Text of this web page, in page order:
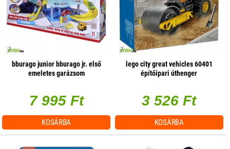
bburago junior bburago jr. első
emeletes garázsom
7 995 Ft
KOSÁRBA
lego city great vehicles 60401
építőipari úthenger
3 526 Ft
KOSÁRBA